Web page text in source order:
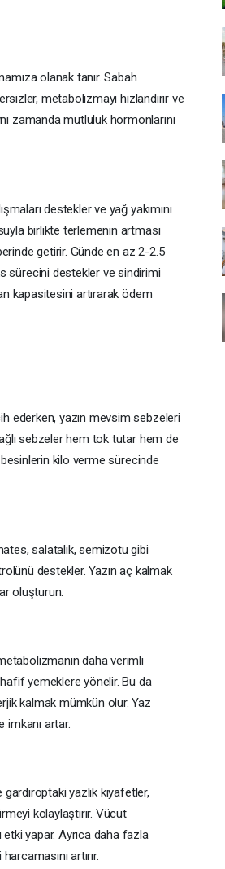
olanak tanır. Sabah
metabolizmayı hızlandırır ve
zamanda mutluluk hormonlarını
destekler ve yağ yakımını
birlikte terlemenin artması
getirir. Günde en az 2-2.5
sürecini destekler ve sindirimi
kapasitesini artırarak ödem
ederken, yazın mevsim sebzeleri
sebzeler hem tok tutar hem de
kilo verme sürecinde
salatalık, semizotu gibi
destekler. Yazın aç kalmak
oluşturun.
daha verimli
yemeklere yönelir. Bu da
kalmak mümkün olur. Yaz
artar.
yazlık kıyafetler,
kolaylaştırır. Vücut
etki yapar. Ayrıca daha fazla
artırır.